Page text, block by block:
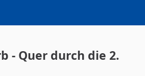
- Quer durch die 2.